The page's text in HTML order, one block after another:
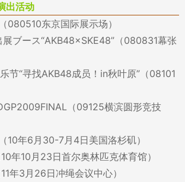
出活动
080510东京国际展示场）
展ブース“AKB48×SKE48”（080831幕张
节“寻找AKB48成员！in秋叶原”（08101
（09125横滨圆形竞技
10年6月30-7月4日美国洛杉矶）
年10月23日首尔奥林匹克体育馆）
年3月26日冲绳会议中心）